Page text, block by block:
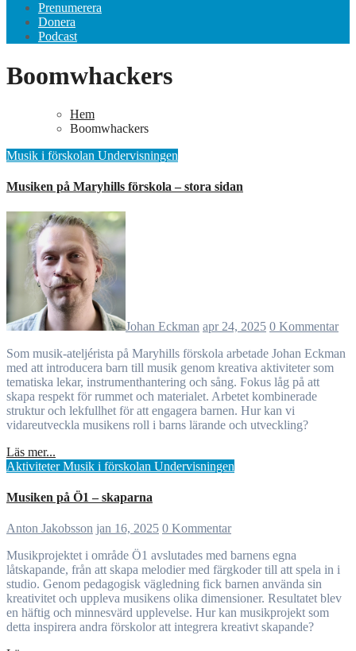
Prenumerera
Donera
Podcast
Boomwhackers
Hem
Boomwhackers
Musik i förskolan Undervisningen
Musiken på Maryhills förskola – stora sidan
Johan Eckman apr 24, 2025 0 Kommentar
Som musik-ateljérista på Maryhills förskola arbetade Johan Eckman
med att introducera barn till musik genom kreativa aktiviteter som
tematiska lekar, instrumenthantering och sång. Fokus låg på att
skapa respekt för rummet och materialet. Arbetet kombinerade
struktur och lekfullhet för att engagera barnen. Hur kan vi
vidareutveckla musikens roll i barns lärande och utveckling?
Läs mer...
AktiviteterMusik i förskolan Undervisningen
Musiken på Ö1 – skaparna
Anton Jakobsson jan 16, 2025 0 Kommentar
Musikprojektet i område Ö1 avslutades med barnens egna
låtskapande, från att skapa melodier med färgkoder till att spela in i
studio. Genom pedagogisk vägledning fick barnen använda sin
kreativitet och uppleva musikens olika dimensioner. Resultatet blev
en häftig och minnesvärd upplevelse. Hur kan musikprojekt som
detta inspirera andra förskolor att integrera kreativt skapande?